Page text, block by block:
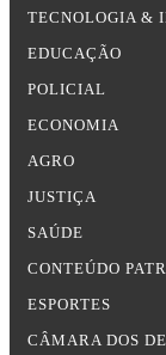
TECNOLOGIA &
EDUCAÇÃO
POLICIAL
ECONOMIA
AGRO
JUSTIÇA
SAÚDE
CONTEÚDO
ESPORTES
CÂMARA DOS